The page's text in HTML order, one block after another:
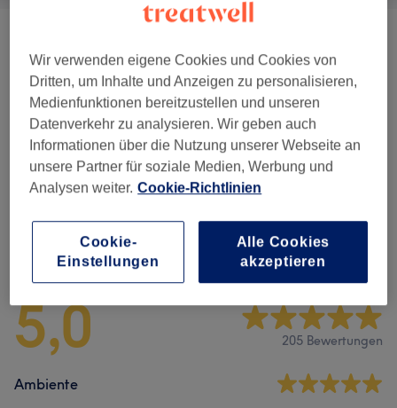
Gesichtsbehandlungen (24) ab 24 €
Zubuchbare Extras (10) ab 6 €
Augenbrauen & Wimpernbehandlungen (6) ab 14 €
Salonbewertungen
5,0 205 Bewertungen
Ambiente
Wir verwenden eigene Cookies und Cookies von
Dritten, um Inhalte und Anzeigen zu personalisieren,
Medienfunktionen bereitzustellen und unseren
Datenverkehr zu analysieren. Wir geben auch
Informationen über die Nutzung unserer Webseite an
unsere Partner für soziale Medien, Werbung und
Analysen weiter. Cookie-Richtlinien
Cookie-
Einstellungen
Alle Cookies
akzeptieren